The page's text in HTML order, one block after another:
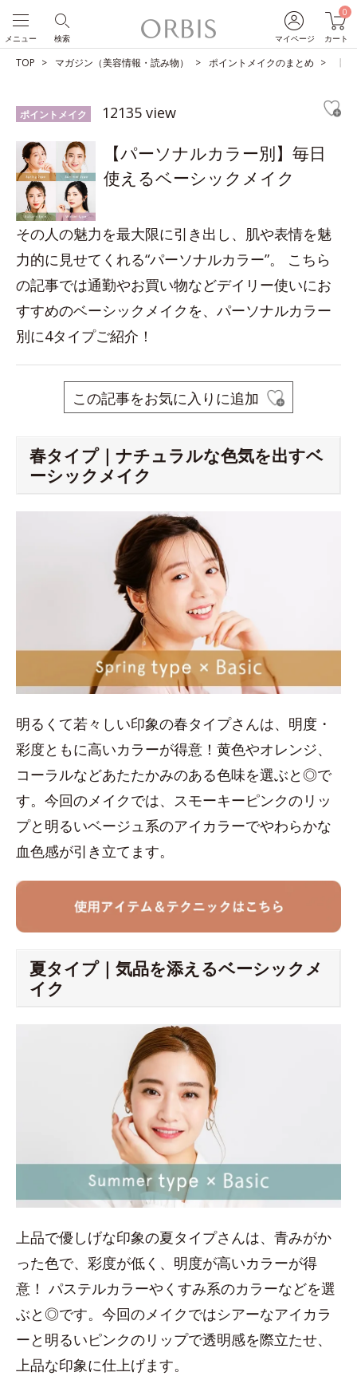
マイページ
0
カート
検索
メニュー
TOP マガジン（美容情報・読み物） ポイントメイクのまとめ 【
ポイントメイク 12135 view
【パーソナルカラー別】毎日
使えるベーシックメイク
その人の魅力を最大限に引き出し、肌や表情を魅
力的に見せてくれる“パーソナルカラー”。 こちら
の記事では通勤やお買い物などデイリー使いにお
すすめのベーシックメイクを、パーソナルカラー
別に4タイプご紹介！
この記事をお気に入りに追加
春タイプ｜ナチュラルな色気を出すベ
ーシックメイク
明るくて若々しい印象の春タイプさんは、明度・
彩度ともに高いカラーが得意！黄色やオレンジ、
コーラルなどあたたかみのある色味を選ぶと◎で
す。今回のメイクでは、スモーキーピンクのリッ
プと明るいベージュ系のアイカラーでやわらかな
血色感が引き立てます。
夏タイプ｜気品を添えるベーシックメ
イク
上品で優しげな印象の夏タイプさんは、青みがか
った色で、彩度が低く、明度が高いカラーが得
意！ パステルカラーやくすみ系のカラーなどを選
ぶと◎です。今回のメイクではシアーなアイカラ
ーと明るいピンクのリップで透明感を際立たせ、
上品な印象に仕上げます。